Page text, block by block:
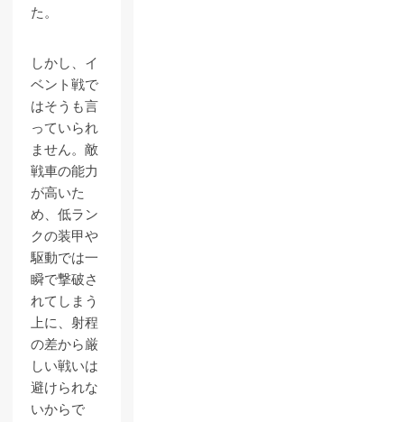
た。
しかし、イ
ベント戦で
はそうも言
っていられ
ません。敵
戦車の能力
が高いた
め、低ラン
クの装甲や
駆動では一
瞬で撃破さ
れてしまう
上に、射程
の差から厳
しい戦いは
避けられな
いからで